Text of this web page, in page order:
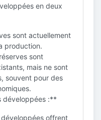
en deux
sont actuellement
production.
sont
mais ne sont
souvent pour des
développées :**
offrent